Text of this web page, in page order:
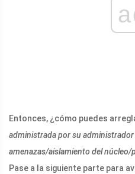
Entonces, ¿cómo puedes
administrada por su
amenazas/aislamiento del
Pase a la siguiente parte para